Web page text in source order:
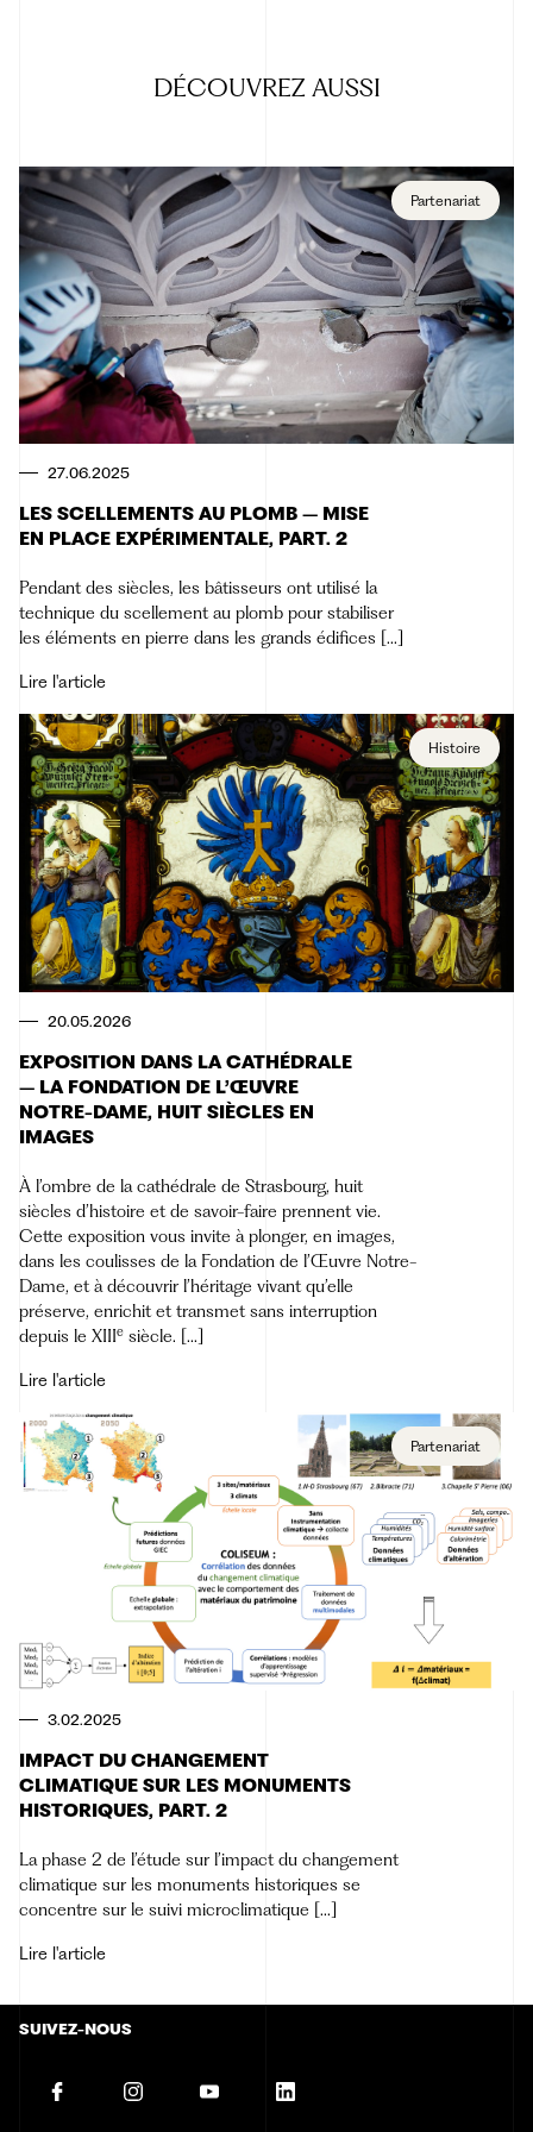
DÉCOUVREZ AUSSI
Partenariat
27.06.2025
LES SCELLEMENTS AU PLOMB – MISE
EN PLACE EXPÉRIMENTALE, PART. 2
Pendant des siècles, les bâtisseurs ont utilisé la
technique du scellement au plomb pour stabiliser
les éléments en pierre dans les grands édifices [...]
Lire l'article
Histoire
20.05.2026
EXPOSITION DANS LA CATHÉDRALE
– LA FONDATION DE L’ŒUVRE
NOTRE-DAME, HUIT SIÈCLES EN
IMAGES
À l’ombre de la cathédrale de Strasbourg, huit
siècles d’histoire et de savoir-faire prennent vie.
Cette exposition vous invite à plonger, en images,
dans les coulisses de la Fondation de l’Œuvre Notre-
Dame, et à découvrir l’héritage vivant qu’elle
préserve, enrichit et transmet sans interruption
depuis le XIIIe siècle. [...]
Lire l'article
Partenariat
3.02.2025
IMPACT DU CHANGEMENT
CLIMATIQUE SUR LES MONUMENTS
HISTORIQUES, PART. 2
La phase 2 de l’étude sur l’impact du changement
climatique sur les monuments historiques se
concentre sur le suivi microclimatique [...]
Lire l'article
SUIVEZ-NOUS